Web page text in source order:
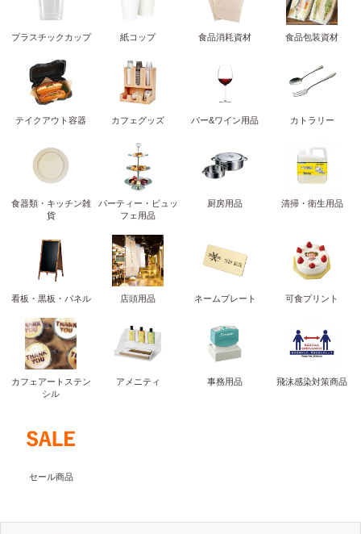
プラスチックカップ 紙コップ 食品消耗資材 食品包装資材
テイクアウト容器 カフェグッズ バー&ワイン用品 カトラリー
食器類・キッチン雑
貨
パーティー・ビュッ
フェ用品
厨房用品 清掃・衛生用品
看板・黒板・パネル 店頭用品 ネームプレート 可食プリント
カフェアートステン
シル
アメニティ 事務用品 飛沫感染対策商品
セール商品